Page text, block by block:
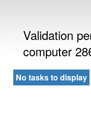
Validation
computer
No tasks to display